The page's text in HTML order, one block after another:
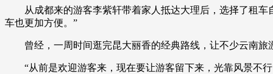
CCTV.节目官网 直播 节目单 栏目 片库
从成都来的游客李紫轩带着家人抵达大理后，选择了租车
车也更加方便。”
曾经，一周时间逛完昆大丽香的经典路线，让不少云南旅
“从前是欢迎游客来，现在要让游客留下来，光靠风景不行